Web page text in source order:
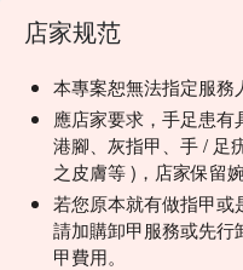
店家规范
本專案恕無法指定服務
應店家要求，手足患
港腳、灰指甲、手 / 足
之皮膚等 )，店家保留
若您原本就有做指甲或
請加購卸甲服務或先行
甲費用。